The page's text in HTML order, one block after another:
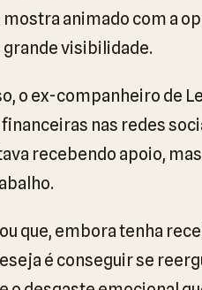
mostra animado com a
grande visibilidade.
o ex-companheiro de
nas redes
recebendo apoio,
que, embora tenha
é conseguir se